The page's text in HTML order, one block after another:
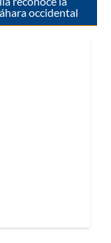
occidental